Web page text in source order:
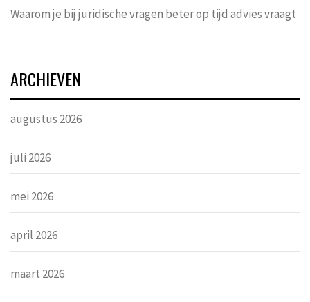
Waarom je bij juridische vragen beter op tijd advies vraagt
ARCHIEVEN
augustus 2026
juli 2026
mei 2026
april 2026
maart 2026